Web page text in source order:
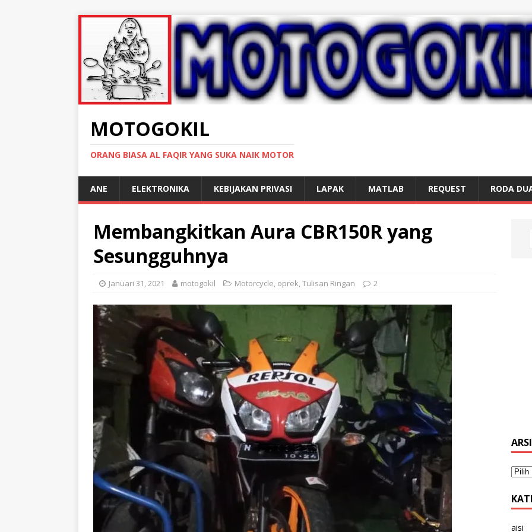
MOTOGOKIL
ORANG BIASA AL FAQIR YANG SUKA NAIK MOTOR
ANE ELEKTRONIKA KEBIJAKAN PRIVASI LAPAK MATLAB REQUEST RODA
Membangkitkan Aura CBR150R yang
Sesungguhnya
Januari 31, 2021 motogokil Motorcycle, oprek,Tulisan Ringan 2
aisi